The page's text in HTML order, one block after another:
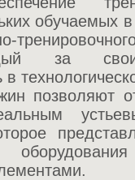
обучаемых
за
позволяют